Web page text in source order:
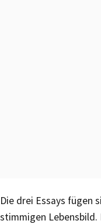
Die drei Essays fügen
stimmigen